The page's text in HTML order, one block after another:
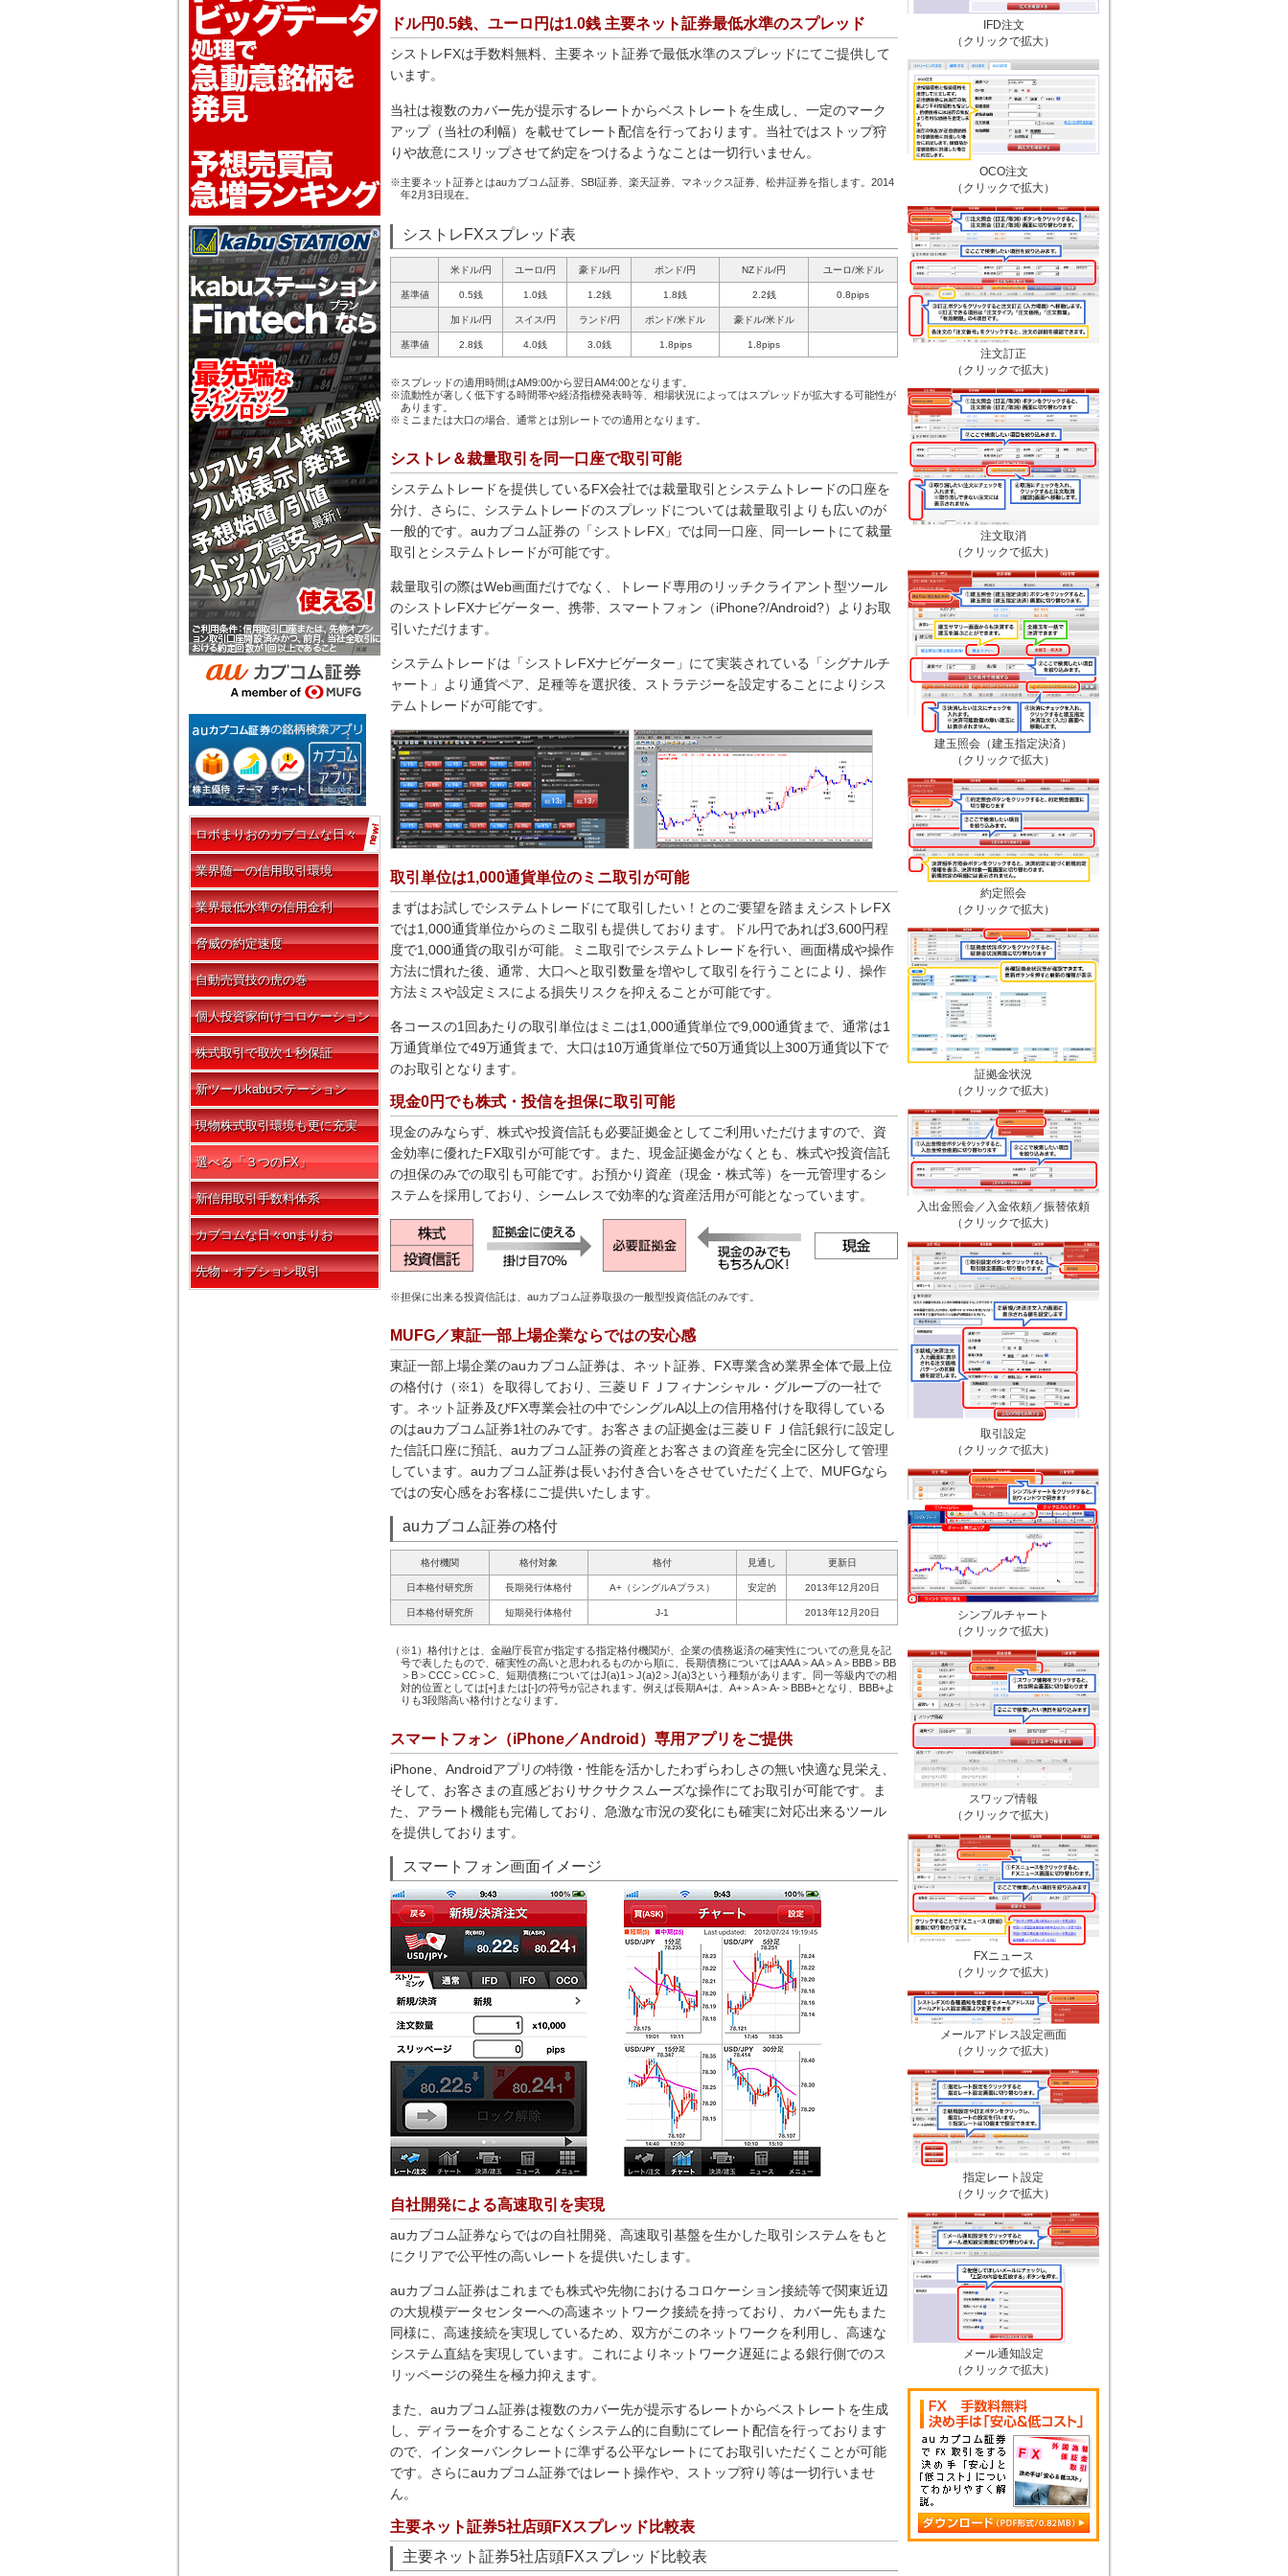
ロボまりおのカブコムな日々
業界随一の信用取引環境
業界最低水準の信用金利
脅威の約定速度
自動売買技の虎の巻
個人投資家向けコロケーション
株式取引で取次１秒保証
新ツールkabuステーション
現物株式取引環境も更に充実
選べる「３つのFX」
新信用取引手数料体系
カブコムな日々onまりお
先物・オプション取引
ドル円0.5銭、ユーロ円は1.0銭 主要ネット証券最低水準のスプレッド
シストレFXは手数料無料、主要ネット証券で最低水準のスプレッドにてご提供して
います。
当社は複数のカバー先が提示するレートからベストレートを生成し、一定のマーク
アップ（当社の利幅）を載せてレート配信を行っております。当社ではストップ狩
りや故意にスリップさせて約定をつけるようなことは一切行いません。
※主要ネット証券とはauカブコム証券、SBI証券、楽天証券、マネックス証券、松井証券を指します。2014
年2月3日現在。
シストレFXスプレッド表
米ドル/円 ユーロ/円 豪ドル/円 ポンド/円 NZドル/円 ユーロ/米ドル
基準値 0.5銭 1.0銭 1.2銭 1.8銭 2.2銭 0.8pips
加ドル/円 スイス/円 ランド/円 ポンド/米ドル 豪ドル/米ドル
基準値 2.8銭 4.0銭 3.0銭 1.8pips 1.8pips
※スプレッドの適用時間はAM9:00から翌日AM4:00となります。
※流動性が著しく低下する時間帯や経済指標発表時等、相場状況によってはスプレッドが拡大する可能性が
あります。
※ミニまたは大口の場合、通常とは別レートでの適用となります。
シストレ＆裁量取引を同一口座で取引可能
システムトレードを提供しているFX会社では裁量取引とシステムトレードの口座を
分け、さらに、システムトレードのスプレッドについては裁量取引よりも広いのが
一般的です。auカブコム証券の「シストレFX」では同一口座、同一レートにて裁量
取引とシステムトレードが可能です。
裁量取引の際はWeb画面だけでなく、トレード専用のリッチクライアント型ツール
のシストレFXナビゲーター、携帯、スマートフォン（iPhone?/Android?）よりお取
引いただけます。
システムトレードは「シストレFXナビゲーター」にて実装されている「シグナルチ
ャート」より通貨ペア、足種等を選択後、ストラテジーを設定することによりシス
テムトレードが可能です。
取引単位は1,000通貨単位のミニ取引が可能
まずはお試しでシステムトレードにて取引したい！とのご要望を踏まえシストレFX
では1,000通貨単位からのミニ取引も提供しております。ドル円であれば3,600円程
度で1,000通貨の取引が可能。ミニ取引でシステムトレードを行い、画面構成や操作
方法に慣れた後、通常、大口へと取引数量を増やして取引を行うことにより、操作
方法ミスや設定ミスによる損失リスクを抑えることが可能です。
各コースの1回あたりの取引単位はミニは1,000通貨単位で9,000通貨まで、通常は1
万通貨単位で49万通貨まで、大口は10万通貨単位で50万通貨以上300万通貨以下で
のお取引となります。
現金0円でも株式・投信を担保に取引可能
現金のみならず、株式や投資信託も必要証拠金としてご利用いただけますので、資
金効率に優れたFX取引が可能です。また、現金証拠金がなくとも、株式や投資信託
の担保のみでの取引も可能です。お預かり資産（現金・株式等）を一元管理するシ
ステムを採用しており、シームレスで効率的な資産活用が可能となっています。
※担保に出来る投資信託は、auカブコム証券取扱の一般型投資信託のみです。
MUFG／東証一部上場企業ならではの安心感
東証一部上場企業のauカブコム証券は、ネット証券、FX専業含め業界全体で最上位
の格付け（※1）を取得しており、三菱ＵＦＪフィナンシャル・グループの一社で
す。ネット証券及びFX専業会社の中でシングルA以上の信用格付けを取得している
のはauカブコム証券1社のみです。お客さまの証拠金は三菱ＵＦＪ信託銀行に設定し
た信託口座に預託、auカブコム証券の資産とお客さまの資産を完全に区分して管理
しています。auカブコム証券は長いお付き合いをさせていただく上で、MUFGなら
ではの安心感をお客様にご提供いたします。
auカブコム証券の格付
格付機関 格付対象 格付 見通し 更新日
日本格付研究所 長期発行体格付 A+（シングルAプラス） 安定的 2013年12月20日
日本格付研究所 短期発行体格付 J-1 2013年12月20日
（※1）格付けとは、金融庁長官が指定する指定格付機関が、企業の債務返済の確実性についての意見を記
号で表したもので、確実性の高いと思われるものから順に、長期債務についてはAAA＞AA＞A＞BBB＞BB
＞B＞CCC＞CC＞C、短期債務についてはJ(a)1＞J(a)2＞J(a)3という種類があります。同一等級内での相
対的位置としては[+]または[-]の符号が記されます。例えば長期A+は、A+＞A＞A-＞BBB+となり、BBB+よ
りも3段階高い格付けとなります。
スマートフォン（iPhone／Android）専用アプリをご提供
iPhone、Androidアプリの特徴・性能を活かしたわずらわしさの無い快適な見栄え、
そして、お客さまの直感どおりサクサクスムーズな操作にてお取引が可能です。ま
た、アラート機能も完備しており、急激な市況の変化にも確実に対応出来るツール
を提供しております。
スマートフォン画面イメージ
自社開発による高速取引を実現
auカブコム証券ならではの自社開発、高速取引基盤を生かした取引システムをもと
にクリアで公平性の高いレートを提供いたします。
auカブコム証券はこれまでも株式や先物におけるコロケーション接続等で関東近辺
の大規模データセンターへの高速ネットワーク接続を持っており、カバー先もまた
同様に、高速接続を実現しているため、双方がこのネットワークを利用し、高速な
システム直結を実現しています。これによりネットワーク遅延による銀行側でのス
リッページの発生を極力抑えます。
また、auカブコム証券は複数のカバー先が提示するレートからベストレートを生成
し、ディラーを介することなくシステム的に自動にてレート配信を行っております
ので、インターバンクレートに準ずる公平なレートにてお取引いただくことが可能
です。さらにauカブコム証券ではレート操作や、ストップ狩り等は一切行いませ
ん。
主要ネット証券5社店頭FXスプレッド比較表
主要ネット証券5社店頭FXスプレッド比較表
IFD注文
（クリックで拡大）
OCO注文
（クリックで拡大）
注文訂正
（クリックで拡大）
注文取消
（クリックで拡大）
建玉照会（建玉指定決済）
（クリックで拡大）
約定照会
（クリックで拡大）
証拠金状況
（クリックで拡大）
入出金照会／入金依頼／振替依頼
（クリックで拡大）
取引設定
（クリックで拡大）
シンプルチャート
（クリックで拡大）
スワップ情報
（クリックで拡大）
FXニュース
（クリックで拡大）
メールアドレス設定画面
（クリックで拡大）
指定レート設定
（クリックで拡大）
メール通知設定
（クリックで拡大）